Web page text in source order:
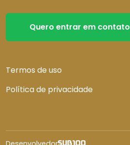
Quero entrar em contato
Termos de uso
Política de privacidade